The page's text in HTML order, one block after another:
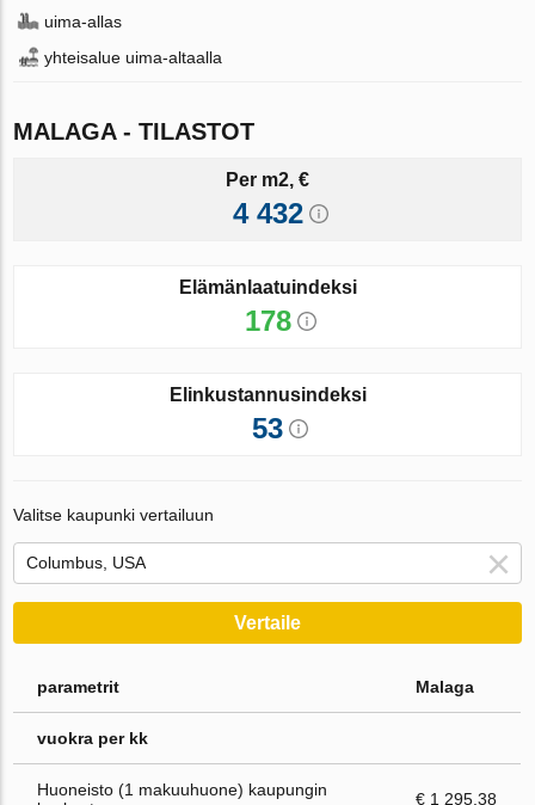
uima-allas
yhteisalue uima-altaalla
MALAGA - TILASTOT
Per m2, €
4 432
Elämänlaatuindeksi
178
Elinkustannusindeksi
53
Valitse kaupunki vertailuun
Vertaile
parametrit Malaga
vuokra per kk
Huoneisto (1 makuuhuone) kaupungin
€ 1 295.38